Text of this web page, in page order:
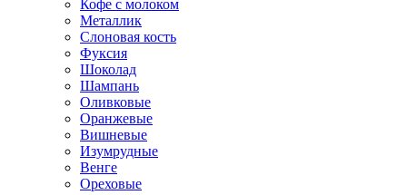
Кофе с молоком
Металлик
Слоновая кость
Фуксия
Шоколад
Шампань
Оливковые
Оранжевые
Вишневые
Изумрудные
Венге
Ореховые